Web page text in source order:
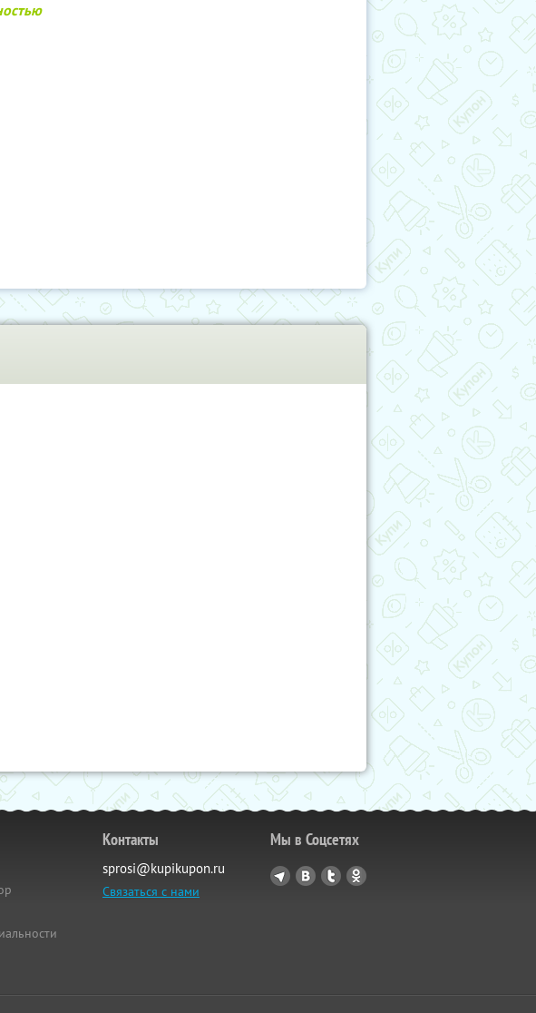
Контакты
sprosi@kupikupon.ru
Связаться с нами
Мы в Соцсетях